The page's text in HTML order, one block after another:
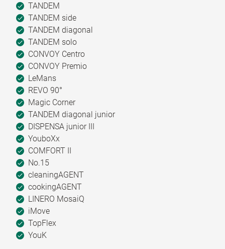
TANDEM
TANDEM side
TANDEM diagonal
TANDEM solo
CONVOY Centro
CONVOY Premio
LeMans
REVO 90°
Magic Corner
TANDEM diagonal junior
DISPENSA junior III
YouboXx
COMFORT II
No.15
cleaningAGENT
cookingAGENT
LINERO MosaiQ
iMove
TopFlex
YouK